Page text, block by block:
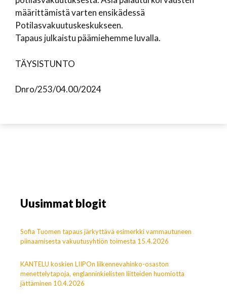
määrittämistä varten ensikädessä
Potilasvakuutuskeskukseen.
Tapaus julkaistu päämiehemme luvalla.
TÄYSISTUNTO
Dnro/253/04.00/2024
Uusimmat blogit
Sofia Tuomen tapaus järkyttävä esimerkki vammautuneen
piinaamisesta vakuutusyhtiön toimesta 15.4.2026
KANTELU koskien LIIPOn liikennevahinko-osaston
menettelytapoja, englanninkielisten liitteiden huomiotta
jättäminen 10.4.2026